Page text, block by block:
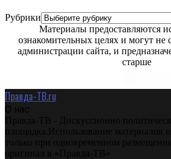
Рубрики
Материалы предоставляются
ознакомительных целях и могут не
администрации сайта, и
старше
Правда-ТВ.ru
О нас
Правда-ТВ - Дискуссионно
площадка.Использование материалов
только при одновременном
оригинал в «Правда-ТВ»